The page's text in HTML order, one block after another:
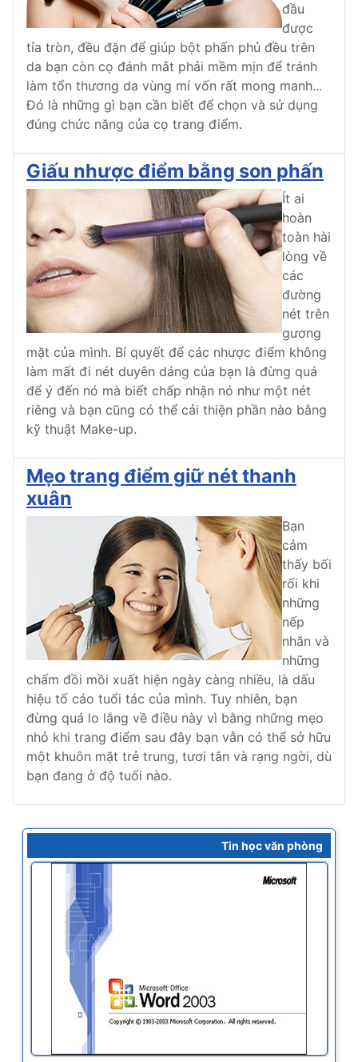
đầu
được
tỉa tròn, đều đặn để giúp bột phấn phủ đều trên
da bạn còn cọ đánh mắt phải mềm mịn để tránh
làm tổn thương da vùng mí vốn rất mong manh...
Đó là những gì bạn cần biết để chọn và sử dụng
đúng chức năng của cọ trang điểm.
Giấu nhược điểm bằng son phấn
Ít ai
hoàn
toàn hài
lòng về
các
đường
nét trên
gương
mặt của mình. Bí quyết để các nhược điểm không
làm mất đi nét duyên dáng của bạn là đừng quá
để ý đến nó mà biết chấp nhận nó như một nét
riêng và bạn cũng có thể cải thiện phần nào bằng
kỹ thuật Make-up.
Mẹo trang điểm giữ nét thanh
xuân
Bạn
cảm
thấy bối
rối khi
những
nếp
nhăn và
những
chấm đồi mồi xuất hiện ngày càng nhiều, là dấu
hiệu tố cáo tuổi tác của mình. Tuy nhiên, bạn
đừng quá lo lắng về điều này vì bằng những mẹo
nhỏ khi trang điểm sau đây bạn vẫn có thể sở hữu
một khuôn mặt trẻ trung, tươi tắn và rạng ngời, dù
bạn đang ở độ tuổi nào.
Tin học văn phòng